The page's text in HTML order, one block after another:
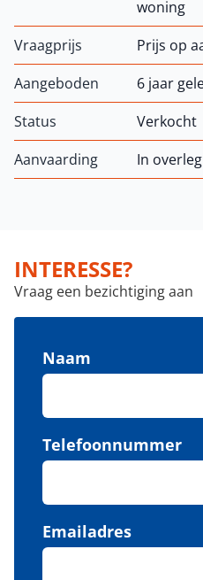
woning
Vraagprijs
Prijs op
Aangeboden
6 jaar
Status
Verkocht
Aanvaarding
In overleg
INTERESSE?
Vraag een bezichtiging aan
Naam
Telefoonnummer
Emailadres